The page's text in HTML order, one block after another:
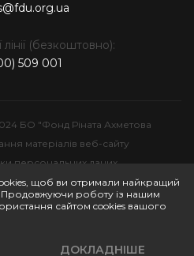
(безкоштовно):
509 001
БО "Фонд Ріната Ахметова
матеріалів веб-сайту
персональних даних
власність
щоб ви отримали найкращий
Продовжуючи роботу із нашим
сайтом cookies вашого
ДОКЛАДНІШЕ
Політики сайту